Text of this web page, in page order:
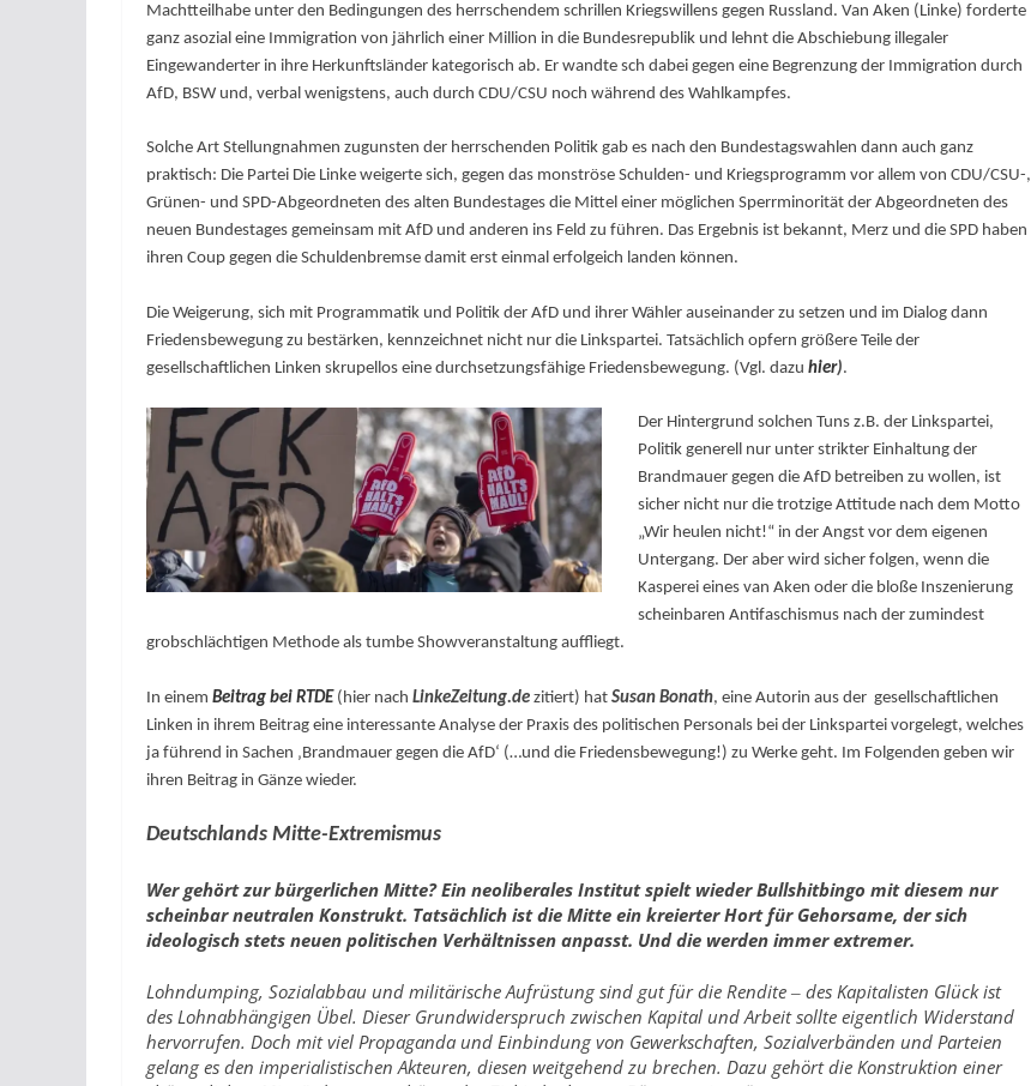
Machtteilhabe unter den Bedingungen des herrschendem schrillen Kriegswillens gegen Russland. Van Aken (Linke) forderte
ganz asozial eine Immigration von jährlich einer Million in die Bundesrepublik und lehnt die Abschiebung illegaler
Eingewanderter in ihre Herkunftsländer kategorisch ab. Er wandte sch dabei gegen eine Begrenzung der Immigration durch
AfD, BSW und, verbal wenigstens, auch durch CDU/CSU noch während des Wahlkampfes.
Solche Art Stellungnahmen zugunsten der herrschenden Politik gab es nach den Bundestagswahlen dann auch ganz
praktisch: Die Partei Die Linke weigerte sich, gegen das monströse Schulden- und Kriegsprogramm vor allem von CDU/CSU-,
Grünen- und SPD-Abgeordneten des alten Bundestages die Mittel einer möglichen Sperrminorität der Abgeordneten des
neuen Bundestages gemeinsam mit AfD und anderen ins Feld zu führen. Das Ergebnis ist bekannt, Merz und die SPD haben
ihren Coup gegen die Schuldenbremse damit erst einmal erfolgeich landen können.
Die Weigerung, sich mit Programmatik und Politik der AfD und ihrer Wähler auseinander zu setzen und im Dialog dann
Friedensbewegung zu bestärken, kennzeichnet nicht nur die Linkspartei. Tatsächlich opfern größere Teile der
gesellschaftlichen Linken skrupellos eine durchsetzungsfähige Friedensbewegung. (Vgl. dazu hier).
Der Hintergrund solchen Tuns z.B. der Linkspartei,
Politik generell nur unter strikter Einhaltung der
Brandmauer gegen die AfD betreiben zu wollen, ist
sicher nicht nur die trotzige Attitude nach dem Motto
„Wir heulen nicht!“ in der Angst vor dem eigenen
Untergang. Der aber wird sicher folgen, wenn die
Kasperei eines van Aken oder die bloße Inszenierung
scheinbaren Antifaschismus nach der zumindest
grobschlächtigen Methode als tumbe Showveranstaltung auffliegt.
In einem Beitrag bei RTDE(hier nach LinkeZeitung.de zitiert) hat Susan Bonath, eine Autorin aus der gesellschaftlichen
Linken in ihrem Beitrag eine interessante Analyse der Praxis des politischen Personals bei der Linkspartei vorgelegt, welches
ja führend in Sachen ‚Brandmauer gegen die AfD‘ (…und die Friedensbewegung!) zu Werke geht. Im Folgenden geben wir
ihren Beitrag in Gänze wieder.
Deutschlands Mitte-Extremismus
Wer gehört zur bürgerlichen Mitte? Ein neoliberales Institut spielt wieder Bullshitbingo mit diesem nur
scheinbar neutralen Konstrukt. Tatsächlich ist die Mitte ein kreierter Hort für Gehorsame, der sich
ideologisch stets neuen politischen Verhältnissen anpasst. Und die werden immer extremer.
Lohndumping, Sozialabbau und militärische Aufrüstung sind gut für die Rendite ‒ des Kapitalisten Glück ist
des Lohnabhängigen Übel. Dieser Grundwiderspruch zwischen Kapital und Arbeit sollte eigentlich Widerstand
hervorrufen. Doch mit viel Propaganda und Einbindung von Gewerkschaften, Sozialverbänden und Parteien
gelang es den imperialistischen Akteuren, diesen weitgehend zu brechen. Dazu gehört die Konstruktion einer